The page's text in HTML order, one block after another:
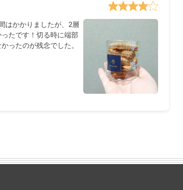
はかかりましたが、2層
たです！切る時に端部
ったのが残念でした。